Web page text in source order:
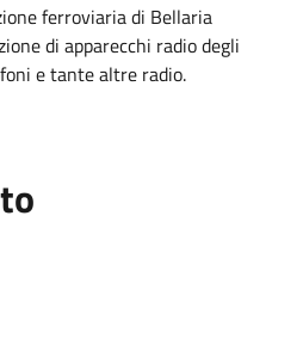
ferroviaria di Bellaria
di apparecchi radio degli
e tante altre radio.